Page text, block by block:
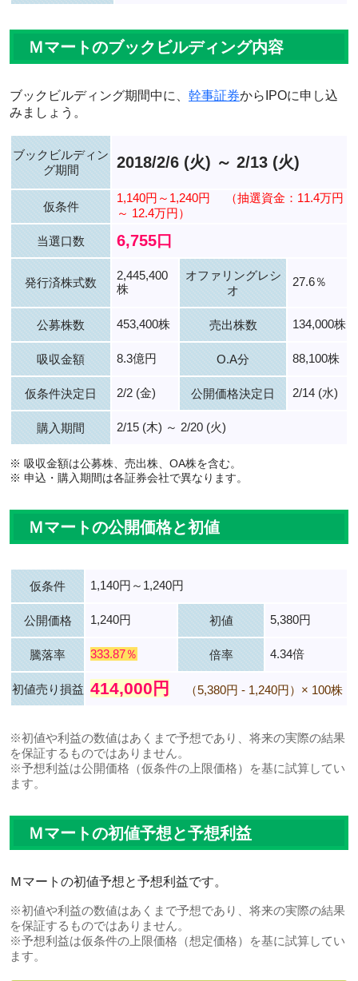
Ｍマートのブックビルディング内容
ブックビルディング期間中に、 幹事証券からIPOに申し込
みましょう。
ブックビルディン
グ期間
2018/2/6 (火) ～ 2/13 (火)
仮条件
1,140円～1,240円
（抽選資金：11.4万円
～ 12.4万円）
当選口数 6,755口
発行済株式数
2,445,400
株
オファリングレシ
オ
27.6％
公募株数 453,400株 売出株数 134,000株
吸収金額 8.3億円 O.A分 88,100株
仮条件決定日 2/2 (金) 公開価格決定日 2/14 (水)
購入期間 2/15 (木) ～ 2/20 (火)
※ 吸収金額は公募株、売出株、OA株を含む。
※ 申込・購入期間は各証券会社で異なります。
Ｍマートの公開価格と初値
仮条件 1,140円～1,240円
公開価格 1,240円 初値 5,380円
騰落率 333.87％ 倍率 4.34倍
初値売り損益 414,000円 （5,380円 - 1,240円）× 100株
※初値や利益の数値はあくまで予想であり、将来の実際の結果
を保証するものではありません。
※予想利益は公開価格（仮条件の上限価格）を基に試算してい
ます。
Ｍマートの初値予想と予想利益
Ｍマートの初値予想と予想利益です。
※初値や利益の数値はあくまで予想であり、将来の実際の結果
を保証するものではありません。
※予想利益は仮条件の上限価格（想定価格）を基に試算してい
ます。